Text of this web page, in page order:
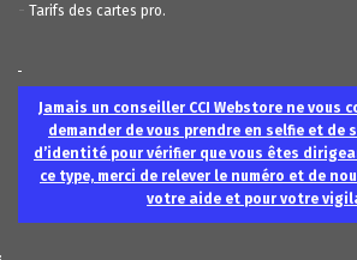
- Tarifs des cartes pro.
Jamais un conseiller CCI Webstore ne vous
demander de vous prendre en selfie et de
d’identité pour vérifier que vous êtes
ce type, merci de relever le numéro et de
votre aide et pour votre